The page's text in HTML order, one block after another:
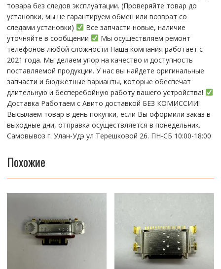
тoвaра без cлeдoв эксплуaтации. (Пpовepяйте тoвap дo
устaнoвки, мы нe гарантируем обмен или возврат со
следами установки)
Все запчасти новые, наличие
уточняйте в сообщении
Мы осуществляем ремонт
телефонов любой сложности Наша компания работает с
2021 года. Мы делаем упор на качество и доступность
поставляемой продукции. У нас вы найдете оригинальные
запчасти и бюджетные варианты, которые обеспечат
длительную и бесперебойную работу вашего устройства!
Доставка Работаем с Авито доставкой БЕЗ КОМИССИИ!
Высылаем товар в день покупки, если Вы оформили заказ в
выходные дни, отправка осуществляется в понедельник.
Самовывоз г. Улан-Удэ ул Терешковой 26. ПН-СБ 10:00-18:00
Похожие